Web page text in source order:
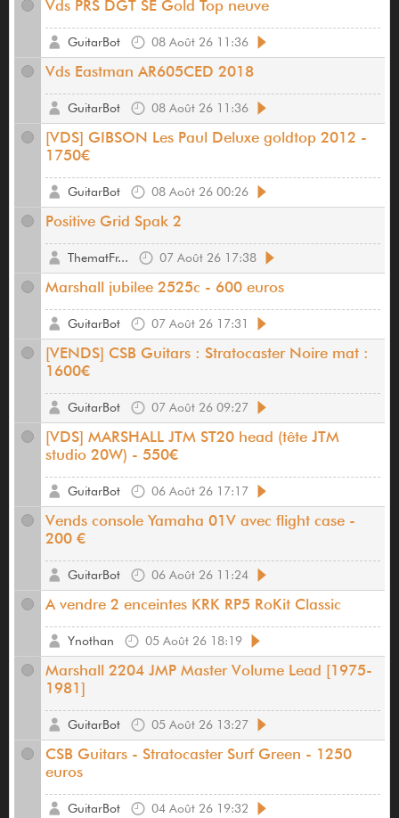
Vds PRS DGT SE Gold Top neuve
08 Août 26 11:36
GuitarBot
Vds Eastman AR605CED 2018
08 Août 26 11:36
GuitarBot
[VDS] GIBSON Les Paul Deluxe goldtop 2012 -
1750€
08 Août 26 00:26
GuitarBot
Positive Grid Spak 2
07 Août 26 17:38
ThematFr...
Marshall jubilee 2525c - 600 euros
07 Août 26 17:31
GuitarBot
[VENDS] CSB Guitars : Stratocaster Noire mat :
1600€
07 Août 26 09:27
GuitarBot
[VDS] MARSHALL JTM ST20 head (tête JTM
studio 20W) - 550€
06 Août 26 17:17
GuitarBot
Vends console Yamaha 01V avec flight case -
200 €
06 Août 26 11:24
GuitarBot
A vendre 2 enceintes KRK RP5 RoKit Classic
05 Août 26 18:19
Ynothan
Marshall 2204 JMP Master Volume Lead [1975-
1981]
05 Août 26 13:27
GuitarBot
CSB Guitars - Stratocaster Surf Green - 1250
euros
04 Août 26 19:32
GuitarBot